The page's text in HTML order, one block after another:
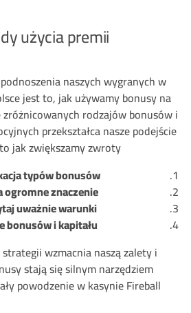
użycia premii
naszych wygranych w
jest to, jak używamy bonusy na
zróżnicowanych rodzajów bonusów i
przekształca nasze podejście
jak zwiększamy zwroty:
typów bonusów
ogromne znaczenie
uważnie warunki
bonusów i kapitału
wzmacnia naszą zalety i
stają się silnym narzędziem
powodzenie w kasynie Fireball.